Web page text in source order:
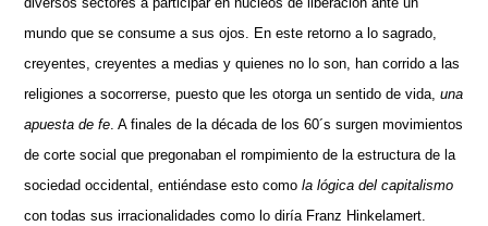
mundo que se consume a sus ojos. En este retorno a lo sagrado,
creyentes, creyentes a medias y quienes no lo son, han corrido a las
religiones a socorrerse, puesto que les otorga un sentido de vida,una
apuesta de fe. A finales de la década de los 60´s surgen movimientos
de corte social que pregonaban el rompimiento de la estructura de la
sociedad occidental, entiéndase esto comola lógica del capitalismo
con todas sus irracionalidades como lo diría Franz Hinkelamert.